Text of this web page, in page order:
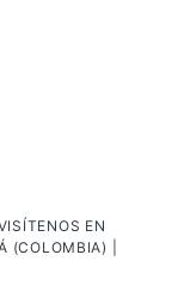
EN
(COLOMBIA) |